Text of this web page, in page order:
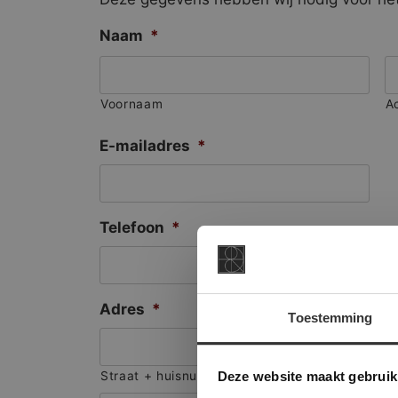
Toestemming
Deze website maakt
Naam *
Voornaam
E-mailadres *
Telefoon *
Adres *
Straat + huisnummer
Deze
onze